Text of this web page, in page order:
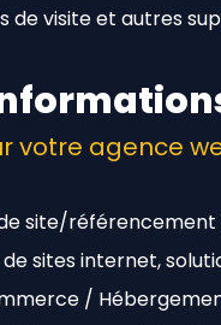
de visite et autres
votre agence
site/
sites internet,
/